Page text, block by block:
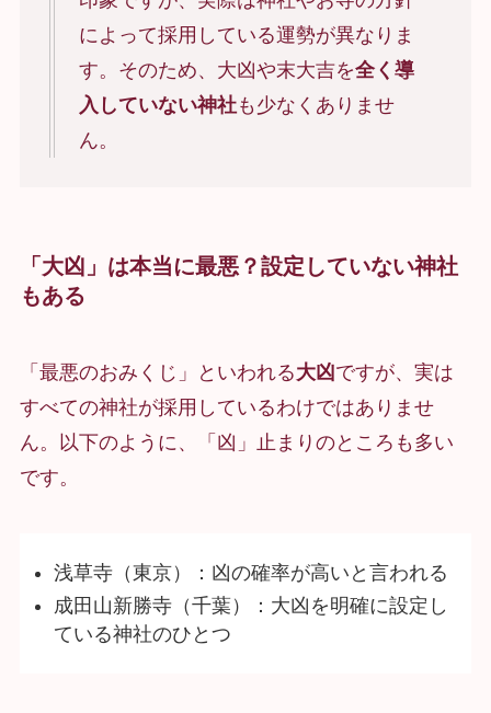
によって採用している運勢が異なりま
す。そのため、大凶や末大吉を全く導
入していない神社も少なくありませ
ん。
「大凶」は本当に最悪？設定していない神社
もある
「最悪のおみくじ」といわれる大凶ですが、実は
すべての神社が採用しているわけではありませ
ん。以下のように、「凶」止まりのところも多い
です。
浅草寺（東京）：凶の確率が高いと言われる
成田山新勝寺（千葉）：大凶を明確に設定し
ている神社のひとつ